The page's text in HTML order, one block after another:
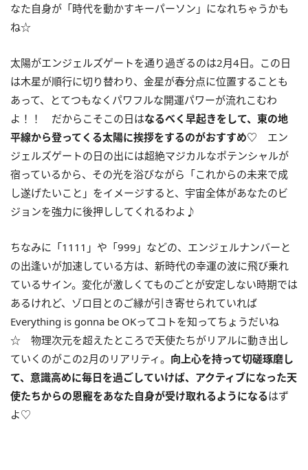
なた自身が「時代を動かすキーパーソン」になれちゃうかも
ね☆
太陽がエンジェルズゲートを通り過ぎるのは2月4日。この日
は木星が順行に切り替わり、金星が春分点に位置することも
あって、とてつもなくパワフルな開運パワーが流れこむわ
よ！！ だからこそこの日はなるべく早起きをして、東の地
平線から登ってくる太陽に挨拶をするのがおすすめ♡ エン
ジェルズゲートの日の出には超絶マジカルなポテンシャルが
宿っているから、その光を浴びながら「これからの未来で成
し遂げたいこと」をイメージすると、宇宙全体があなたのビ
ジョンを強力に後押ししてくれるわよ♪
ちなみに「1111 」や「999 」などの、エンジェルナンバーと
の出逢いが加速している方は、新時代の幸運の波に飛び乗れ
ているサイン。変化が激しくてものごとが安定しない時期では
あるけれど、ゾロ目とのご縁が引き寄せられていれば
Everything is gonna be OKってコトを知ってちょうだいね
☆ 物理次元を超えたところで天使たちがリアルに動き出し
ていくのがこの2月のリアリティ。 向上心を持って切磋琢磨し
て、意識高めに毎日を過ごしていけば、アクティブになった天
使たちからの恩寵をあなた自身が受け取れるようになるはず
よ♡